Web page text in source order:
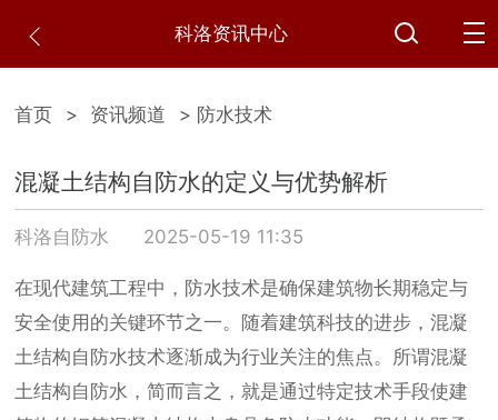
科洛资讯中心
首页 > 资讯频道 > 防水技术
混凝土结构自防水的定义与优势解析
科洛自防水 2025-05-19 11:35
在现代建筑工程中，防水技术是确保建筑物长期稳定与
安全使用的关键环节之一。随着建筑科技的进步，混凝
土结构自防水技术逐渐成为行业关注的焦点。所谓混凝
土结构自防水，简而言之，就是通过特定技术手段使建